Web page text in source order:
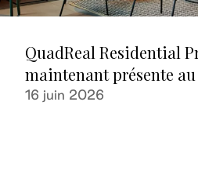
QuadReal Residential
maintenant présente
16 juin 2026